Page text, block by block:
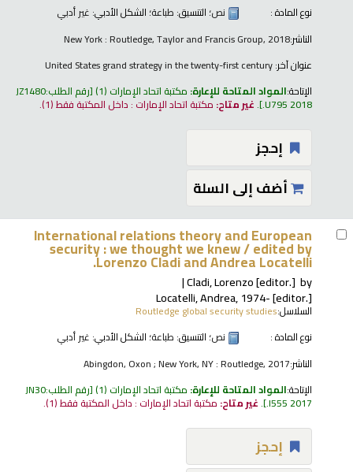
نوع المادة :
نص؛ التنسيق: طباعة؛ الشكل الأدبي: غير أدبي
الناشر:New York : Routledge, Taylor and Francis Group, 2018
عنوان آخر:United States grand strategy in the twenty-first century
الإتاحة:المواد المتاحة للإعارة: مكتبة اتحاد الإمارات (1) رقم الطلب:JZ1480
.U795 2018
.غير متاح:مكتبة اتحاد الإمارات : داخل المكتبة فقط(1).
إحجز
أضف إلى السلة
International relations theory and European
security : we thought we knew /edited by
Lorenzo Cladi and Andrea Locatelli.
by
Cladi, Lorenzo[editor.]
Locatelli, Andrea, 1974-[editor.]
السلاسل:Routledge global security studies
نوع المادة :
نص؛ التنسيق: طباعة؛ الشكل الأدبي: غير أدبي
الناشر:Abingdon, Oxon ; New York, NY : Routledge, 2017
الإتاحة:المواد المتاحة للإعارة: مكتبة اتحاد الإمارات (1) رقم الطلب:JN30
.I555 2017
.غير متاح: مكتبة اتحاد الإمارات : داخل المكتبة فقط(1).
إحجز